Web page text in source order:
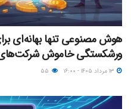
هوش مصنوعی تنها بهانه‌ای
ورشکستگی خاموش